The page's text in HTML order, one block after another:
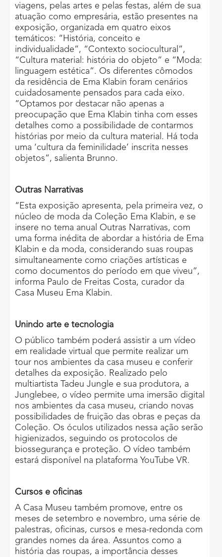
viagens, pelas artes e pelas festas, além de sua
atuação como empresária, estão presentes na
exposição, organizada em quatro eixos
temáticos: “História, conceito e
individualidade”, “Contexto sociocultural”,
“Cultura material: história do objeto” e “Moda:
linguagem estética”. Os diferentes cômodos
da residência de Ema Klabin foram cenários
cuidadosamente pensados para cada eixo.
“Optamos por destacar não apenas a
preocupação que Ema Klabin tinha com esses
detalhes como a possibilidade de contarmos
histórias por meio da cultura material. Há toda
uma ‘cultura da feminilidade’ inscrita nesses
objetos”, salienta Brunno.
Outras Narrativas
“Esta exposição apresenta, pela primeira vez, o
núcleo de moda da Coleção Ema Klabin, e se
insere no tema anual Outras Narrativas, com
uma forma inédita de abordar a história de Ema
Klabin e da moda, considerando suas roupas
simultaneamente como criações artísticas e
como documentos do período em que viveu”,
informa Paulo de Freitas Costa, curador da
Casa Museu Ema Klabin.
Unindo arte e tecnologia
O público também poderá assistir a um vídeo
em realidade virtual que permite realizar um
tour nos ambientes da casa museu e conferir
detalhes da exposição. Realizado pelo
multiartista Tadeu Jungle e sua produtora, a
Junglebee, o vídeo permite uma imersão digital
nos ambientes da casa museu, criando novas
possibilidades de fruição das obras e peças da
Coleção. Os óculos utilizados nessa ação serão
higienizados, seguindo os protocolos de
biossegurança e proteção. O vídeo também
estará disponível na plataforma YouTube VR.
Cursos e oficinas
A Casa Museu também promove, entre os
meses de setembro e novembro, uma série de
palestras, oficinas, cursos e mesa-redonda com
grandes nomes da área. Assuntos como a
história das roupas, a importância desses